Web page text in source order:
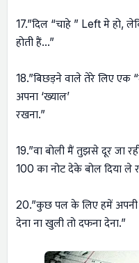
17.”दिल “चाहे ” Left मे हो,
होती हैं…”
18.”बिछड़ने वाले तेरे लिए एक
अपना ‘ख्याल’
रखना.”
19.”वा बोली मैं तुझसे दूर जा
100 का नोट देके बोल दिया ले
20.”कुछ पल के लिए हमें अपनी
देना ना खुली तो दफना देना.”